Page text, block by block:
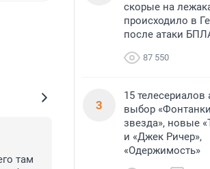
там
скорые на
происходило в
после атаки
87 550
3
15 телесериалов
выбор
звезда», новые
и «Джек Ричер»,
«Одержимость»